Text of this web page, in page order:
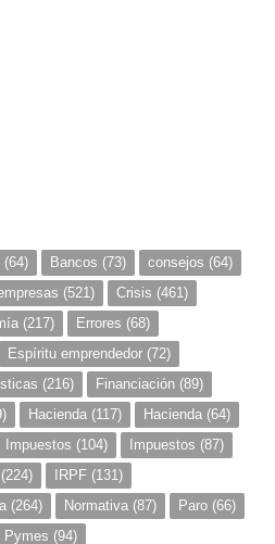
(64) Bancos (73) consejos (64)
(521) Crisis (461)
(217) Errores (68)
Espíritu emprendedor (72)
(216) Financiación (89)
Hacienda (117) Hacienda (64)
Impuestos (104) Impuestos (87)
(224) IRPF (131)
(264) Normativa (87) Paro (66)
Pymes (94)